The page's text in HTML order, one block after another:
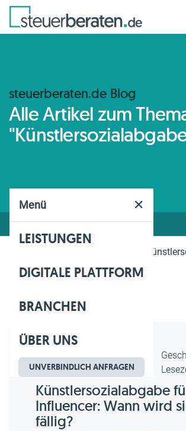
Menü ✕
LEISTUNGEN
DIGITALE PLATTFORM
BRANCHEN
ÜBER UNS
UNVERBINDLICH ANFRAGEN
steuerberaten.de Blog
Alle Artikel zum
Dipl.-Kfm. Christian Gebert,
erstellt am 22.05.2025
Künstlersozialabgabe
Influencer: Wann wird
fällig?